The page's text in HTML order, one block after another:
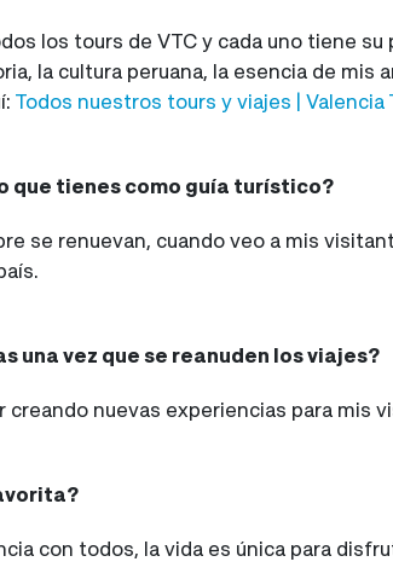
los tours de VTC y cada uno tiene
la cultura peruana, la esencia de mis
Todos nuestros tours y viajes |
que tienes como guía turístico?
se renuevan, cuando veo a mis
una vez que se reanuden los viajes?
creando nuevas experiencias para mis
con todos, la vida es única para